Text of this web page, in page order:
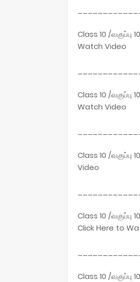
Class 10 /
Watch Video
Class 10 /
Watch Video
Class 10 /
Video
Class 10 /
Click Here to
Class 10 /